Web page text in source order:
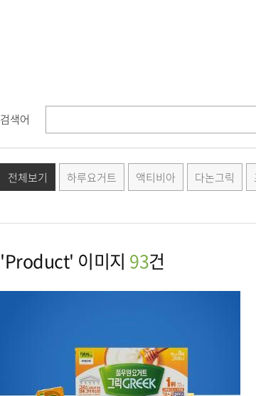
검색어
전체보기 하루요거트 액티비아 다논그릭
'Product' 이미지 93건